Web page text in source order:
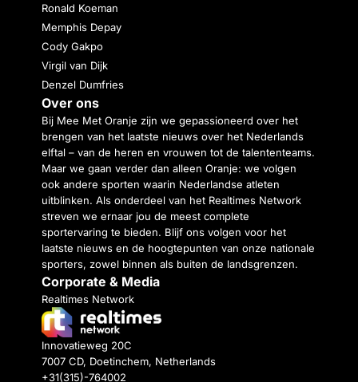
Ronald Koeman
Memphis Depay
Cody Gakpo
Virgil van Dijk
Denzel Dumfries
Over ons
Bij Mee Met Oranje zijn we gepassioneerd over het
brengen van het laatste nieuws over het Nederlands
elftal – van de heren en vrouwen tot de talententeams.
Maar we gaan verder dan alleen Oranje: we volgen
ook andere sporten waarin Nederlandse atleten
uitblinken. Als onderdeel van het Realtimes Network
streven we ernaar jou de meest complete
sportervaring te bieden. Blijf ons volgen voor het
laatste nieuws en de hoogtepunten van onze nationale
sporters, zowel binnen als buiten de landsgrenzen.
Corporate & Media
Realtimes Network
Innovatieweg 20C
7007 CD, Doetinchem, Netherlands
+31(315)-764002